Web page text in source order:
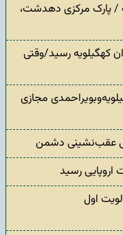
پارک مرکزی دهدشت،
کهگیلویه رسید/وقتی
مجازی
عقب‌نشینی دشمن
رسید
اول